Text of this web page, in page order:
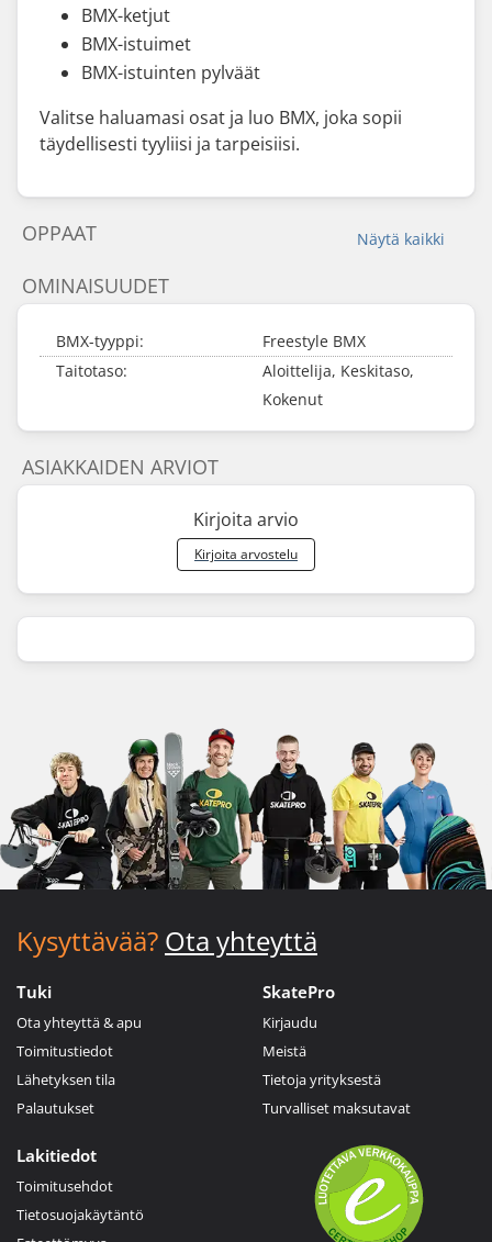
BMX-ketjut
BMX-istuimet
BMX-istuinten pylväät
Valitse haluamasi osat ja luo BMX, joka sopii
täydellisesti tyyliisi ja tarpeisiisi.
Näytä kaikki
OPPAAT
OMINAISUUDET
BMX-tyyppi:
Freestyle BMX
Taitotaso:
Aloittelija, Keskitaso,
Kokenut
ASIAKKAIDEN ARVIOT
Kirjoita arvio
Kirjoita arvostelu
Kysyttävää? Ota yhteyttä
Tuki
Ota yhteyttä & apu
Toimitustiedot
Lähetyksen tila
Palautukset
SkatePro
Kirjaudu
Meistä
Tietoja yrityksestä
Turvalliset maksutavat
Lakitiedot
Toimitusehdot
Tietosuojakäytäntö